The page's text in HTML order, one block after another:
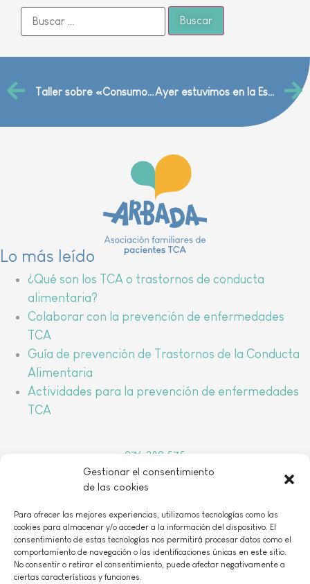
Gestionar el consentimiento
de las cookies
Para ofrecer las mejores experiencias, utilizamos tecnologías como las
cookies para almacenar y/o acceder a la información del dispositivo. El
consentimiento de estas tecnologías nos permitirá procesar datos como el
comportamiento de navegación o las identificaciones únicas en este sitio.
No consentir o retirar el consentimiento, puede afectar negativamente a
ciertas características y funciones.
Taller sobre «Consumo saludable y autoestima» en IES Goya Ayer estuvimos en la Escuela Municipal de Música y Danza
976 389 575
arbada@arbada.org
C/Coso, 157, 1oB 50001 Zaragoza
Lo más leído
¿Qué son los TCA o trastornos de conducta
alimentaria?
Colaborar con la prevención de enfermedades
TCA
Guía de prevención de Trastornos de la Conducta
Alimentaria
Actividades para la prevención de enfermedades
TCA